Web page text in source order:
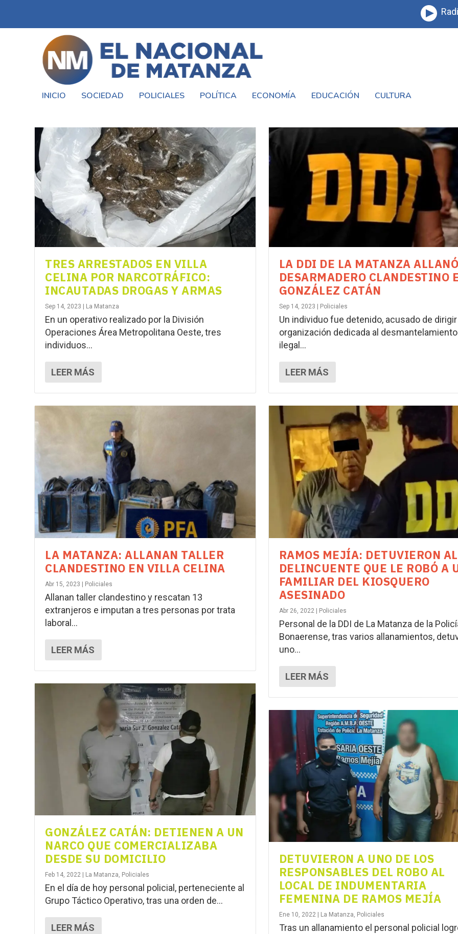
INICIO SOCIEDAD POLICIALES POLÍTICA ECONOMÍA EDUCACIÓN CULTURA
ETIQUETA:ALLANAMIENTO
TRES ARRESTADOS EN VILLA
CELINA POR NARCOTRÁFICO:
INCAUTADAS DROGAS Y ARMAS
Sep 14, 2023 | La Matanza
En un operativo realizado por la División
Operaciones Área Metropolitana Oeste, tres
individuos...
LEER MÁS
LA MATANZA: ALLANAN TALLER
CLANDESTINO EN VILLA CELINA
Abr 15, 2023 | Policiales
Allanan taller clandestino y rescatan 13
extranjeros e imputan a tres personas por trata
laboral...
LEER MÁS
GONZÁLEZ CATÁN: DETIENEN A UN
NARCO QUE COMERCIALIZABA
DESDE SU DOMICILIO
Feb 14, 2022 La Matanza, Policiales
En el día de hoy personal policial, perteneciente al
Grupo Táctico Operativo, tras una orden de...
LEER MÁS
LA DDI DE LA MATANZA
DESARMADERO CLANDESTINO
GONZÁLEZ CATÁN
Sep 14, 2023 | Policiales
Un individuo fue detenido, acusado de
organización dedicada al desmantelamiento
ilegal...
LEER MÁS
RAMOS MEJÍA: DETUVIERON AL
DELINCUENTE QUE LE ROBÓ A
FAMILIAR DEL KIOSQUERO
ASESINADO
Abr 26, 2022 | Policiales
Personal de la DDI de La Matanza de la
Bonaerense, tras varios allanamientos,
uno...
LEER MÁS
DETUVIERON A UNO DE LOS
RESPONSABLES DEL ROBO AL
LOCAL DE INDUMENTARIA
FEMENINA DE RAMOS MEJÍA
Ene 10, 2022| La Matanza, Policiales
Tras un allanamiento el personal policial